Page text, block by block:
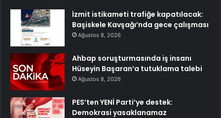
İzmit istikameti trafiğe kapatılacak:
Başiskele Kavşağı’nda gece çalışması
Ağustos 8, 2026
Ahbap soruşturmasında iş insanı
Hüseyin Başaran’a tutuklama talebi
Ağustos 8, 2026
PES’ten YENİ Parti’ye destek:
Demokrasi yasaklanamaz